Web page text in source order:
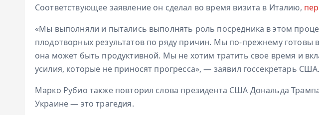
Соответствующее заявление он сделал во время визита в Италию,
«Мы выполняли и пытались выполнять роль посредника в этом
плодотворных результатов по ряду причин. Мы по-прежнему готовы
она может быть продуктивной. Мы не хотим тратить свое время и
усилия, которые не приносят прогресса», — заявил госсекретарь США.
Марко Рубио также повторил слова президента США Дональда
Украине — это трагедия.